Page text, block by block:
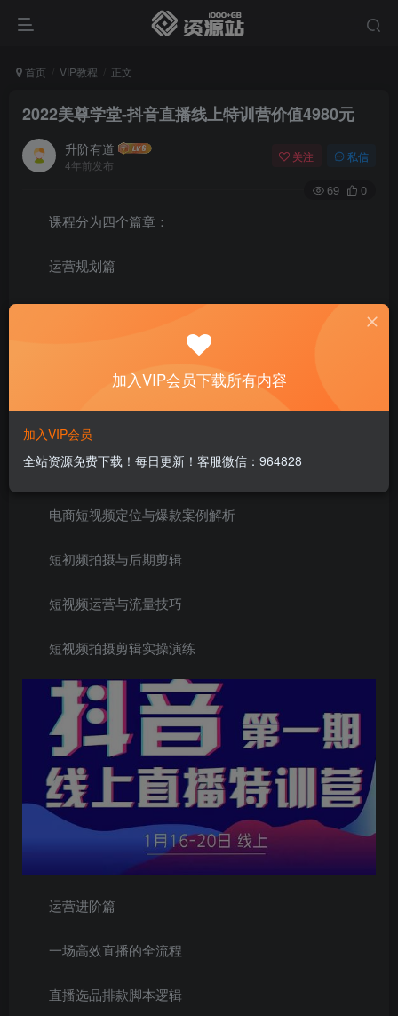
首页 VIP教程 正文
2022美尊学堂-抖音直播线上特训营价值4980元
升阶有道
4年前发布
关注 私信
69 0
课程分为四个篇章：
运营规划篇
抖音直播电商最新趋势直福电商行业各类玩法解析
抖音电商直播流量的重点规则解析抖音直播账号定位与
抖音直播团队分工与绩效
高清直播间设备灯光与绿幕搭建
电商短视频定位与爆款案例解析
短初频拍摄与后期剪辑
短视频运营与流量技巧
短视频拍摄剪辑实操演练
运营进阶篇
一场高效直播的全流程
直播选品排款脚本逻辑
加入VIP会员下载所有内容
加入VIP会员
全站资源免费下载！每日更新！客服微信：964828